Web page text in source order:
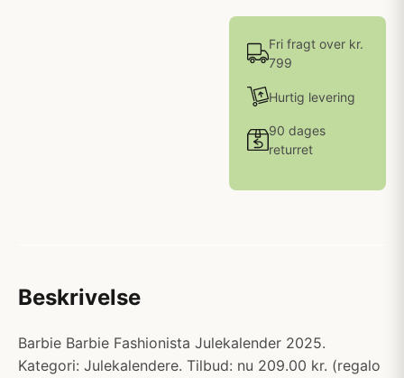
Fri fragt over kr.
799
Hurtig levering
90 dages
returret
Beskrivelse
Barbie Barbie Fashionista Julekalender 2025.
Kategori: Julekalendere. Tilbud: nu 209.00 kr. (regalo